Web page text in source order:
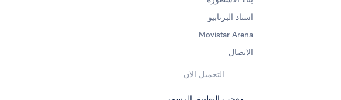
استاد البرنابيو
Movistar Arena
الاتصال
التحميل الان